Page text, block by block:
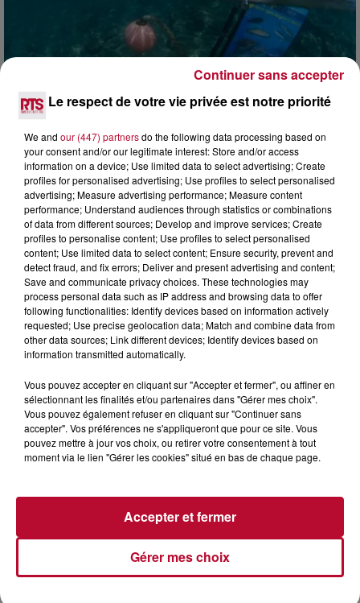
4 août 2026
SPOTS DE SNORKELING À EXPLORER...
Pas besoin de bouteilles de plongée lourdes ni de diplômes
complexes pour observer la vie sous-marine. Cet été, un
masque, un tuba et une paire de palmes...
3 août 2026
Le respect de votre vie privée est notre priorité
We and our (447) partnersdo the following data processing based on
your consent and/or our legitimate interest: Store and/or access
information on a device; Use limited data to select advertising; Create
profiles for personalised advertising; Use profiles to select personalised
advertising; Measure advertising performance; Measure content
performance; Understand audiences through statistics or combinations
of data from different sources; Develop and improve services; Create
profiles to personalise content; Use profiles to select personalised
content; Use limited data to select content; Ensure security, prevent and
detect fraud, and fix errors; Deliver and present advertising and content;
Save and communicate privacy choices. These technologies may
process personal data such as IP address and browsing data to offer
following functionalities: Identify devices based on information actively
requested; Use precise geolocation data; Match and combine data from
other data sources; Link different devices; Identify devices based on
information transmitted automatically.
Vous pouvez accepter en cliquant sur "Accepter et fermer", ou affiner en
sélectionnant les finalités et/ou partenaires dans "Gérer mes choix".
Vous pouvez également refuser en cliquant sur "Continuer sans
accepter". Vos préférences ne s'appliqueront que pour ce site. Vous
pouvez mettre à jour vos choix, ou retirer votre consentement à tout
moment via le lien "Gérer les cookies" situé en bas de chaque page.
Gérer mes choix
Accepter et fermer
Continuer sans accepter